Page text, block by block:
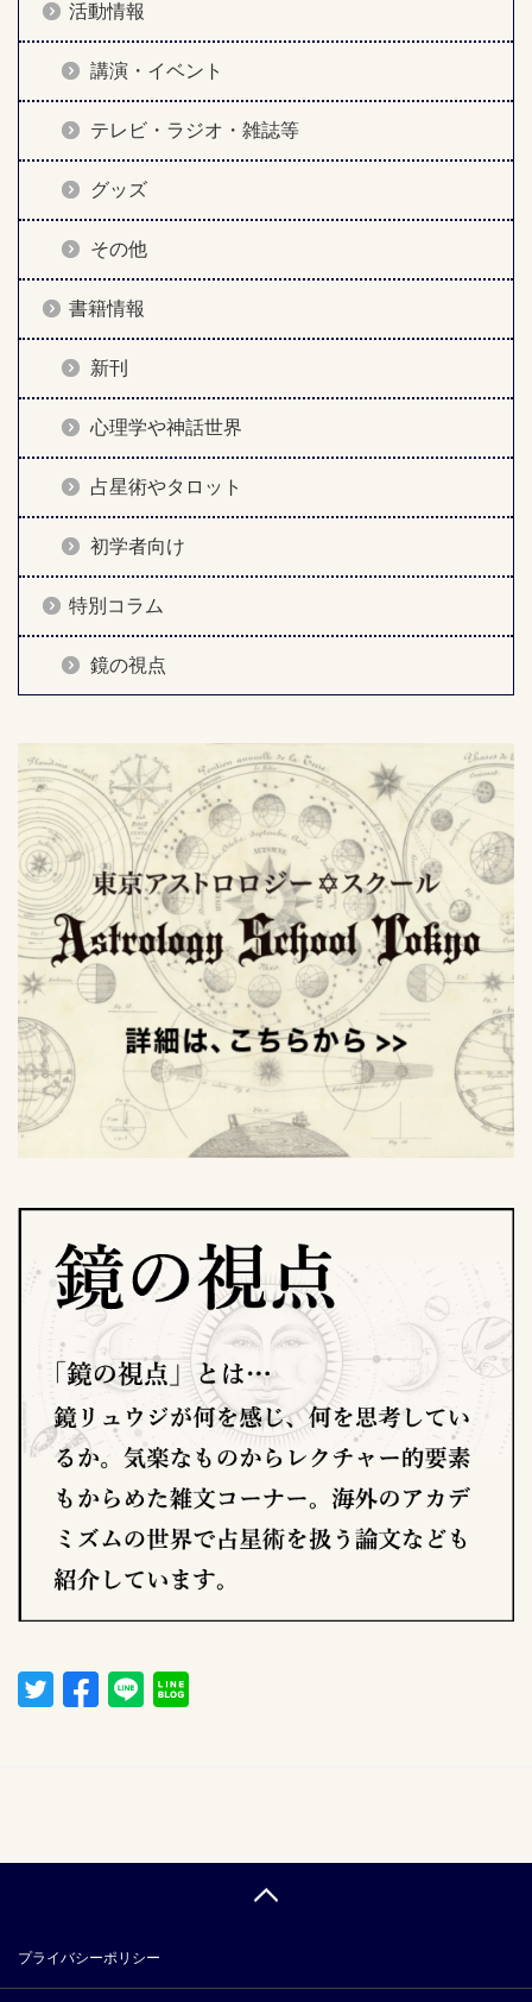
活動情報
講演・イベント
テレビ・ラジオ・雑誌等
グッズ
その他
書籍情報
新刊
心理学や神話世界
占星術やタロット
初学者向け
特別コラム
鏡の視点
プライバシーポリシー